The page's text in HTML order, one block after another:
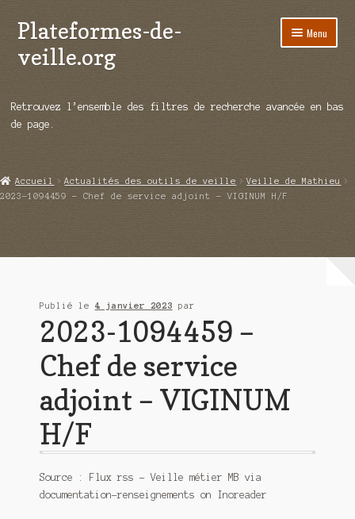
Aller
à
la
Aller
au
contenu
Plateformes-de-
veille.org
Menu
Répertoire d’ouitils
Démos vidéos
Retrouvez l’ensemble des filtres de recherche avancée en bas
de page.
Accueil Actualités des outils de veille
Veille de Mathieu
2023-1094459 – Chef de service adjoint – VIGINUM H/F
Publié le 4 janvier 2023 par
2023-1094459 –
Chef de service
adjoint – VIGINUM
H/F
Source : Flux rss – Veille métier MB via
documentation-renseignements on Inoreader